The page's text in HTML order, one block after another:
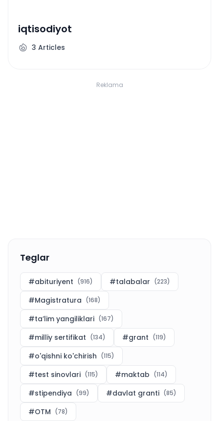
iqtisodiyot
3 Articles
Reklama
Teglar
#abituriyent (916) #talabalar (223)
#Magistratura (168)
#ta’lim yangiliklari (167)
#milliy sertifikat (134) #grant (119)
#o'qishni ko'chirish (115)
#test sinovlari (115) #maktab (114)
#stipendiya (99) #davlat granti (85)
#OTM (78)